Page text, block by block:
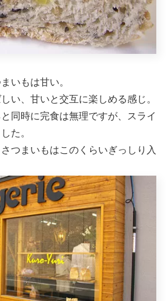
いもは甘い。
い、甘いと交互に楽しめる感じ。
同時に完食は無理ですが、スライ
た。
つまいもはこのくらいぎっしり入